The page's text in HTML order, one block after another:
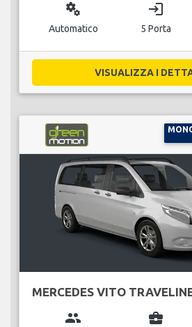
miscellaneous_services
Automatico
login
5 Porta
VISUALIZZA I
MERCEDES VITO
group business_center